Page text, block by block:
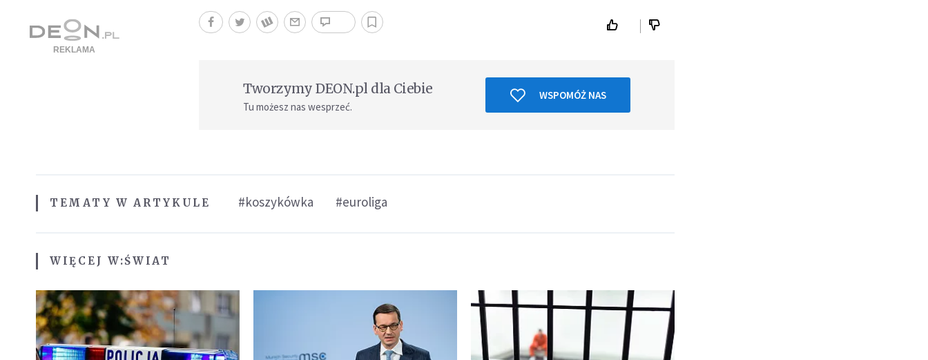
Tworzymy DEON.pl dla Ciebie
Tu możesz nas wesprzeć.
WSPOMÓŻ NAS
TEMATY W ARTYKULE #koszykówka #euroliga
WIĘCEJ W:ŚWIAT